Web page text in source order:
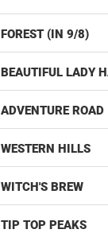
FOREST (IN 9/8)
BEAUTIFUL LADY
ADVENTURE ROAD
WESTERN HILLS
WITCH'S BREW
TIP TOP PEAKS